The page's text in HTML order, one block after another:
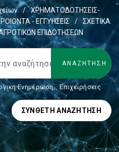
/
ΧΡΗΜΑΤΟΔΟΤΗΣΕΙΣ-
- ΕΓΓΥΗΣΕΙΣ /
ΣΧΕΤΙΚΑ
ΕΠΙΔΟΤΗΣΕΩΝ
Ενημέρωση, Επιχειρήσεις
ΣΎΝΘΕΤΗ ΑΝΑΖΉΤΗΣΗ